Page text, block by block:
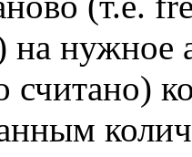
на нужное